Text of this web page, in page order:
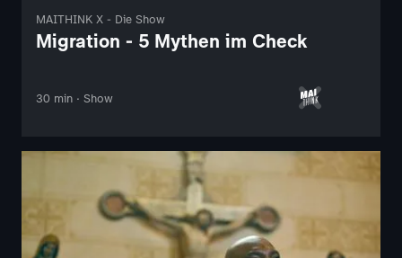
MAITHINK X - Die Show
Migration - 5 Mythen im Check
30 min · Show